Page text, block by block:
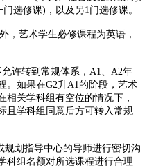
选修课)，以及另1门选修课。
艺术学生必修课程为英语，
许转到常规体系，A1、A2年
。如果在G2升A1的阶段，艺术
相关学科组有空位的情况下，
且学科组同意后方可转入常规
划指导中心的导师进行密切沟
科组名额对所选课程进行合理